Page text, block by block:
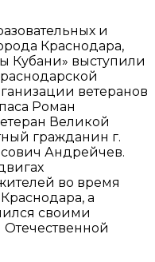
и
Краснодара,
Кубани» выступили
ветеранов
Роман
Великой
гражданин г.
Андрейчев.
во время
а
своими